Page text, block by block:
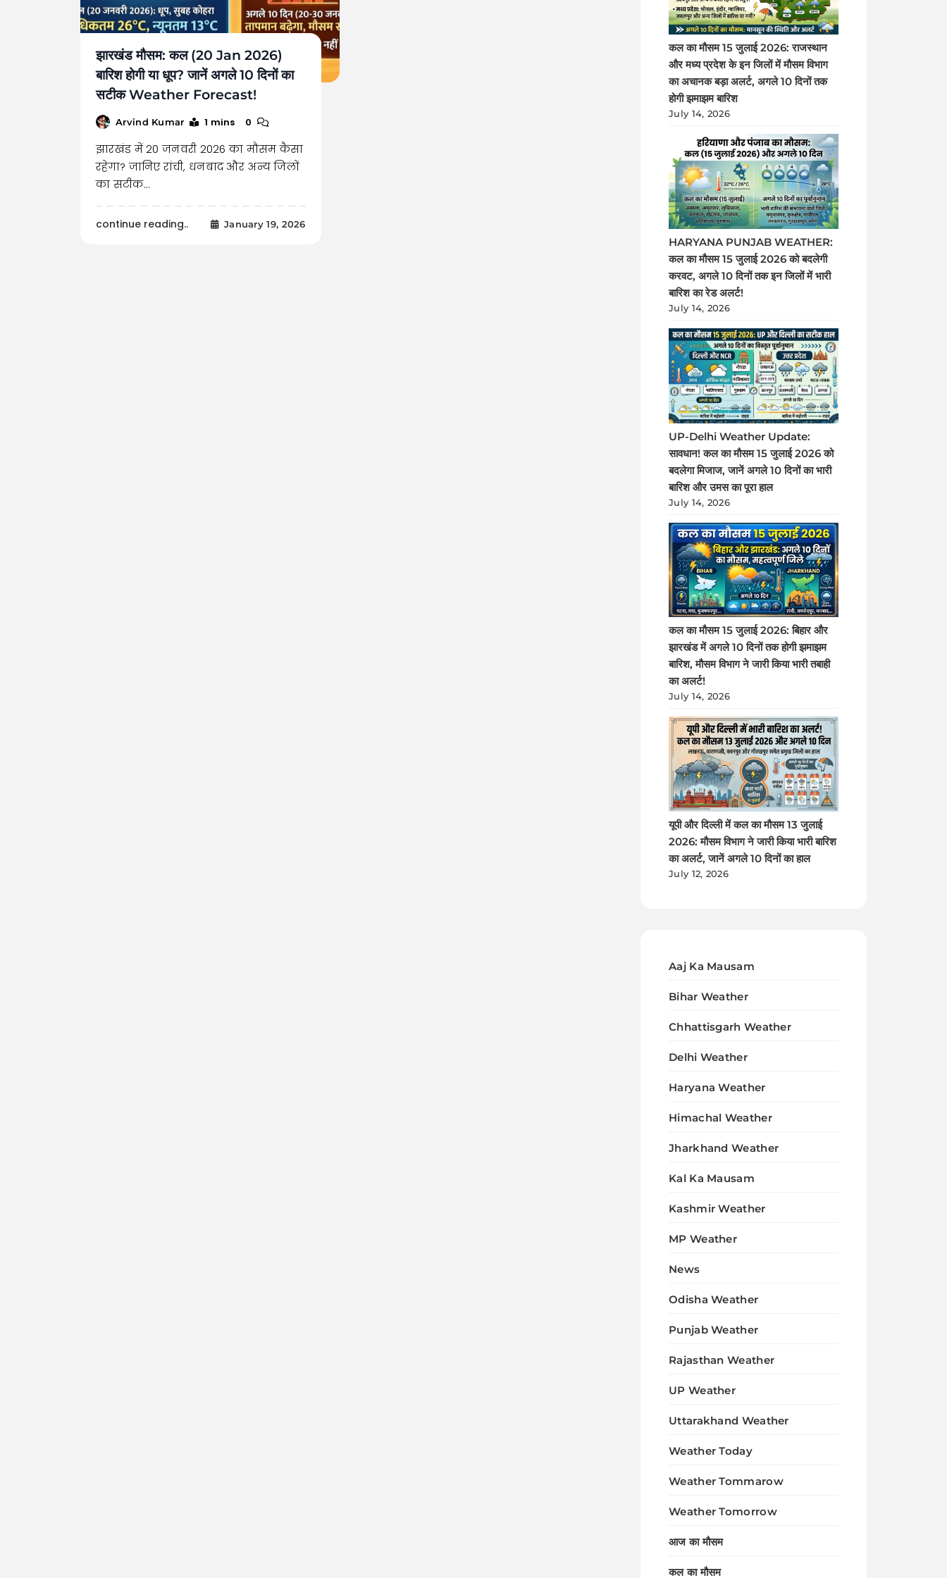
झारखंड मौसम: कल (20 Jan 2026)
बारिश होगी या धूप? जानें अगले 10 दिनों का
सटीक Weather Forecast!
Arvind Kumar 1 mins 0
झारखंड में 20 जनवरी 2026 का मौसम कैसा
रहेगा? जानिए रांची, धनबाद और अन्य जिलों
का सटीक…
continue reading.. January 19, 2026
कल का मौसम 15 जुलाई 2026: राजस्थान
और मध्य प्रदेश के इन जिलों में मौसम विभाग
का अचानक बड़ा अलर्ट, अगले 10 दिनों तक
होगी झमाझम बारिश
July 14, 2026
HARYANA PUNJAB WEATHER:
कल का मौसम 15 जुलाई 2026 को बदलेगी
करवट, अगले 10 दिनों तक इन जिलों में भारी
बारिश का रेड अलर्ट!
July 14, 2026
UP-Delhi Weather Update:
सावधान! कल का मौसम 15 जुलाई 2026 को
बदलेगा मिजाज, जानें अगले 10 दिनों का भारी
बारिश और उमस का पूरा हाल
July 14, 2026
कल का मौसम 15 जुलाई 2026: बिहार और
झारखंड में अगले 10 दिनों तक होगी झमाझम
बारिश, मौसम विभाग ने जारी किया भारी तबाही
का अलर्ट!
July 14, 2026
यूपी और दिल्ली में कल का मौसम 13 जुलाई
2026: मौसम विभाग ने जारी किया भारी बारिश
का अलर्ट, जानें अगले 10 दिनों का हाल
July 12, 2026
Aaj Ka Mausam
Bihar Weather
Chhattisgarh Weather
Delhi Weather
Haryana Weather
Himachal Weather
Jharkhand Weather
Kal Ka Mausam
Kashmir Weather
MP Weather
News
Odisha Weather
Punjab Weather
Rajasthan Weather
UP Weather
Uttarakhand Weather
Weather Today
Weather Tommarow
Weather Tomorrow
आज का मौसम
कल का मौसम